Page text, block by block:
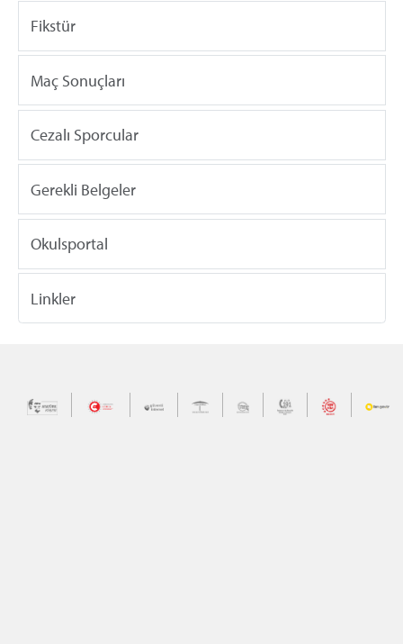
Fikstür
Maç Sonuçları
Cezalı Sporcular
Gerekli Belgeler
Okulsportal
Linkler